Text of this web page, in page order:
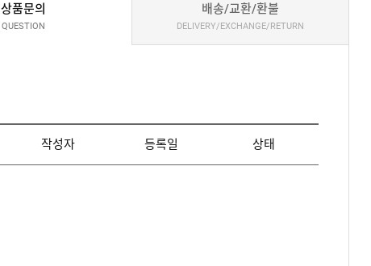
상품문의
QUESTION
배송/교환/환불
DELIVERY/EXCHANGE/RETURN
작성자 등록일 상태